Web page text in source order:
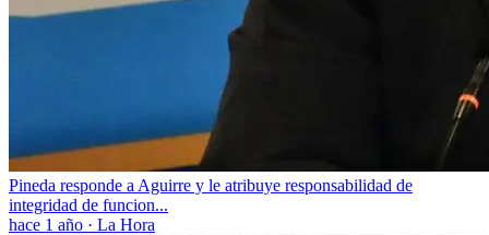
Pineda responde a Aguirre y le atribuye responsabilidad de
integridad de funcion...
hace 1 año · La Hora